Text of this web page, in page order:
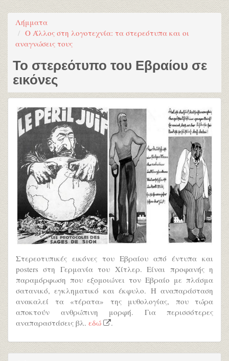
Λήμματα
Ο Άλλος στη λογοτεχνία: τα στερεότυπα και οι
αναγνώσεις τους
Το στερεότυπο του Εβραίου σε
εικόνες
Στερεοτυπικές εικόνες του Εβραίου από έντυπα και
posters στη Γερμανία του Χίτλερ. Είναι προφανής η
παραμόρφωση που εξομοιώνει τον Εβραίο με πλάσμα
σατανικό, εγκληματικό και έκφυλο. Η αναπαράσταση
ανακαλεί τα «τέρατα» της μυθολογίας, που τώρα
αποκτούν ανθρώπινη μορφή. Για περισσότερες
αναπαραστάσεις βλ. εδώ .